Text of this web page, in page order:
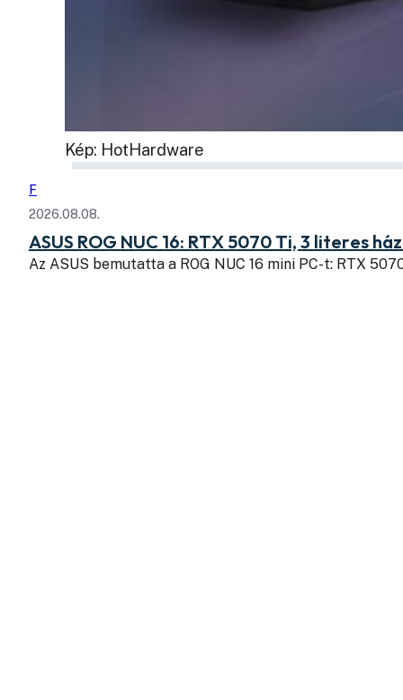
Kép: HotHardware
F
2026.08.08.
ASUS ROG NUC 16: RTX 5070 Ti, 3 literes
Az ASUS bemutatta a ROG NUC 16 mini PC-t: RTX